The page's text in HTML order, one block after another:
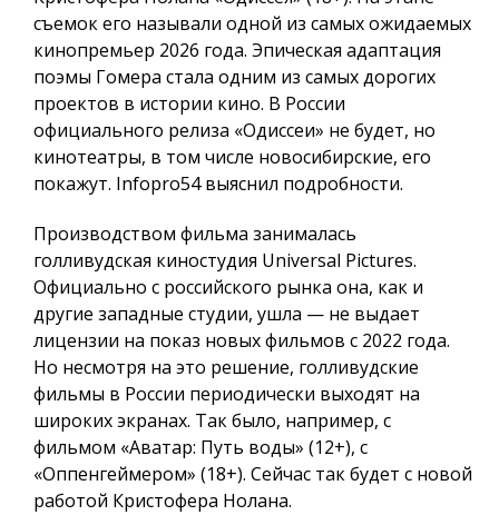
съемок его называли одной из самых ожидаемых
кинопремьер 2026 года. Эпическая адаптация
поэмы Гомера стала одним из самых дорогих
проектов в истории кино. В России
официального релиза «Одиссеи» не будет, но
кинотеатры, в том числе новосибирские, его
покажут. Infopro54выяснил подробности.
Производством фильма занималась
голливудская киностудия Universal Pictures.
Официально с российского рынка она, как и
другие западные студии, ушла — не выдает
лицензии на показ новых фильмов с 2022 года.
Но несмотря на это решение, голливудские
фильмы в России периодически выходят на
широких экранах. Так было, например, с
фильмом «Аватар: Путь воды» (12+), с
«Оппенгеймером» (18+). Сейчас так будет с новой
работой Кристофера Нолана.